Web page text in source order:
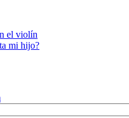
el violín
mi hijo?